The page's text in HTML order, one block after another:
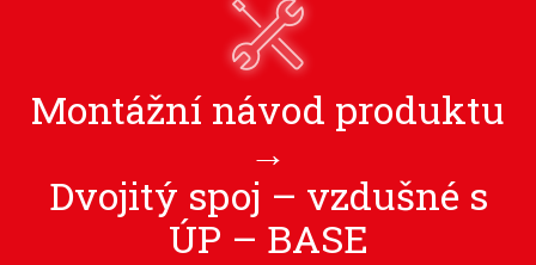
Montážní návod produktu
→
Dvojitý spoj – vzdušné s
ÚP – BASE